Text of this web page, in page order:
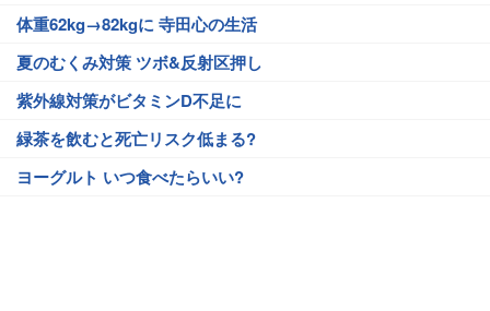
体重62kg→82kgに 寺田心の生活
夏のむくみ対策 ツボ&反射区押し
紫外線対策がビタミンD不足に
緑茶を飲むと死亡リスク低まる?
ヨーグルト いつ食べたらいい?